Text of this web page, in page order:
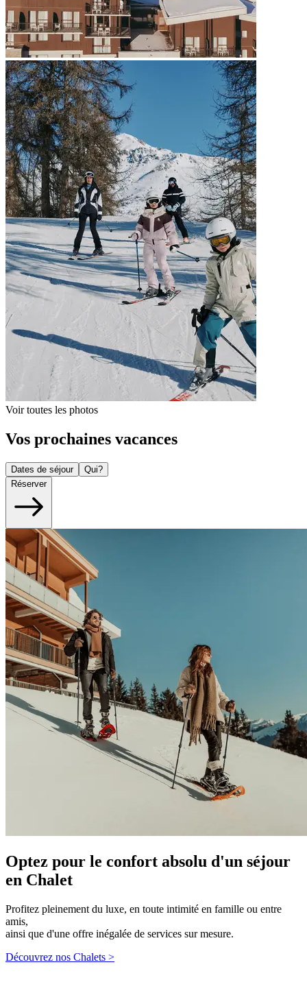
Voir toutes les photos
Vos prochaines vacances
Dates de séjour
Qui?
Réserver
Optez pour le confort absolu d'un séjour
en Chalet
Profitez pleinement du luxe, en toute intimité en famille ou entre
amis,
ainsi que d'une offre inégalée de services sur mesure.
Découvrez nos Chalets >